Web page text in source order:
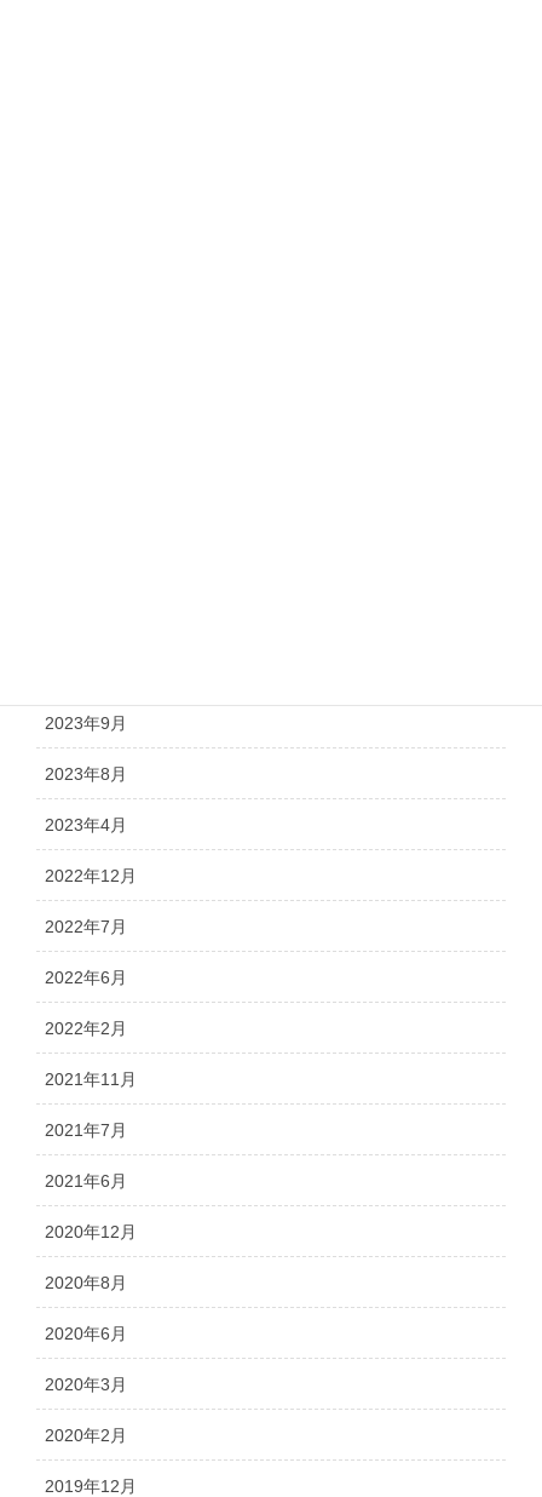
2023年9月
2023年8月
2023年4月
2022年12月
2022年7月
2022年6月
2022年2月
2021年11月
2021年7月
2021年6月
2020年12月
2020年8月
2020年6月
2020年3月
2020年2月
2019年12月